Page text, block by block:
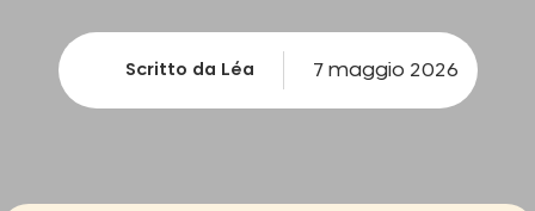
Scritto da Léa 7 maggio 2026